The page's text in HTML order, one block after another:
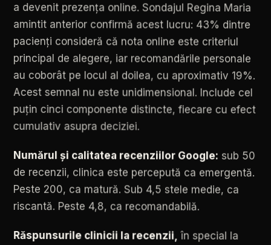
a devenit prezența online. Sondajul Regina Maria
amintit anterior confirmă acest lucru: 43% dintre
pacienți consideră că nota online este criteriul
principal de alegere, iar recomandările personale
au coborât pe locul al doilea, cu aproximativ 19%.
Acest semnal nu este unidimensional. Include cel
puțin cinci componente distincte, fiecare cu efect
cumulativ asupra deciziei.
Numărul și calitatea recenziilor Google: sub 50
de recenzii, clinica este percepută ca emergentă.
Peste 200, ca matură. Sub 4,5 stele medie, ca
riscantă. Peste 4,8, ca recomandabilă.
Răspunsurile clinicii la recenzii, în special la